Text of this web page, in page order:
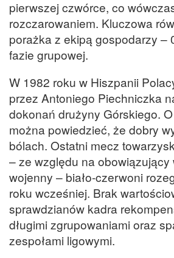
pierwszej czwórce, co
rozczarowaniem. Kluczowa
porażka z ekipą gospodarzy –
fazie grupowej.
W 1982 roku w Hiszpanii
przez Antoniego Piechniczka
dokonań drużyny Górskiego.
można powiedzieć, że dobry
bólach. Ostatni mecz
– ze względu na obowiązujący
wojenny – biało-czerwoni
roku wcześniej. Brak
sprawdzianów kadra
długimi zgrupowaniami oraz
zespołami ligowymi.